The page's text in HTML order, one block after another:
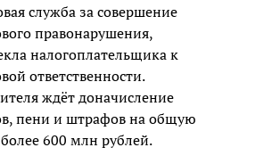
служба за совершение
правонарушения,
налогоплательщика к
ответственности.
ждёт доначисление
пени и штрафов на общую
600 млн рублей.